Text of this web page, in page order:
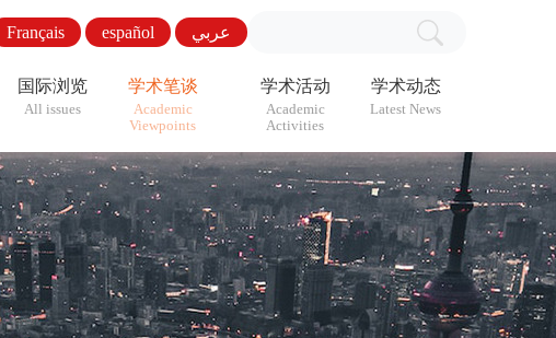
Français español عربي
国际浏览
All issues
学术笔谈
Academic
Viewpoints
学术活动
Academic
Activities
学术动态
Latest News